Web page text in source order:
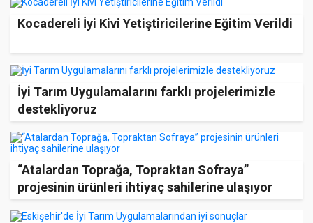
Kocadereli İyi Kivi Yetiştiricilerine Eğitim Verildi
İyi Tarım Uygulamalarını farklı projelerimizle
destekliyoruz
“Atalardan Toprağa, Topraktan Sofraya”
projesinin ürünleri ihtiyaç sahilerine ulaşıyor